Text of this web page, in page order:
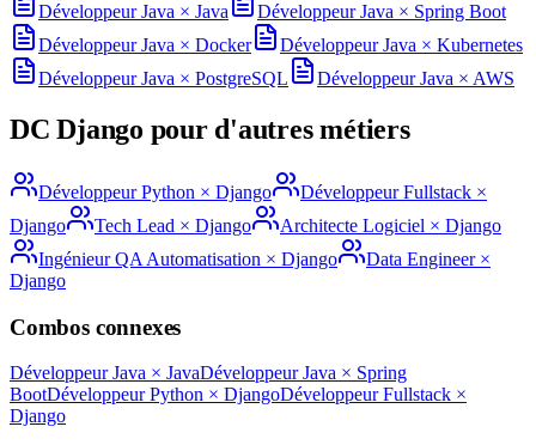
Développeur Java × Java Développeur Java × Spring Boot
Développeur Java × Docker Développeur Java × Kubernetes
Développeur Java × PostgreSQL Développeur Java × AWS
DCDjango pour d'autres métiers
Développeur Python × Django Développeur Fullstack ×
Django
Tech Lead × Django Architecte Logiciel × Django
Ingénieur QA Automatisation × Django Data Engineer×
Django
Combos connexes
Développeur Java × JavaDéveloppeur Java × Spring
BootDéveloppeur Python × DjangoDéveloppeur Fullstack ×
Django